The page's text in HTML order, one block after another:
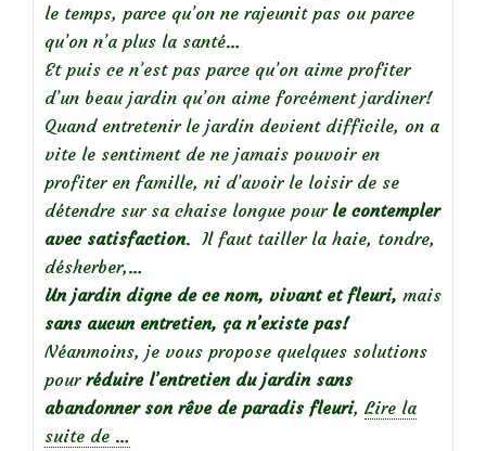
le temps, parce qu’on ne rajeunit pas ou parce
qu’on n’a plus la santé…
Et puis ce n’est pas parce qu’on aime profiter
d’un beau jardin qu’on aime forcément jardiner!
Quand entretenir le jardin devient difficile, on a
vite le sentiment de ne jamais pouvoir en
profiter en famille, ni d’avoir le loisir de se
détendre sur sa chaise longue pour le contempler
avec satisfaction. Il faut tailler la haie, tondre,
désherber,…
Un jardin digne de ce nom, vivant et fleuri, mais
sans aucun entretien, ça n’existe pas!
Néanmoins, je vous propose quelques solutions
pour réduire l’entretien du jardin sans
abandonner son rêve de paradis fleuri, Lire la
suite de …